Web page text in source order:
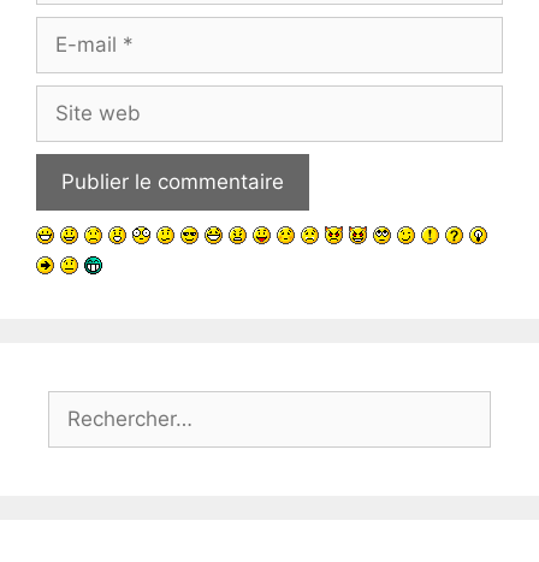
Site
web
Rechercher :